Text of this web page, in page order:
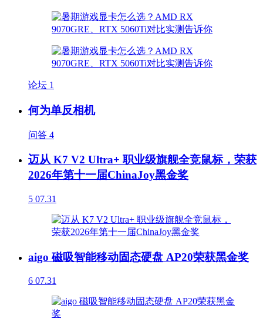
论坛 1
何为单反相机
问答 4
迈从 K7 V2 Ultra+ 职业级旗舰全竞鼠标，荣获
2026年第十一届ChinaJoy黑金奖
5 07.31
aigo 磁吸智能移动固态硬盘 AP20荣获黑金奖
6 07.31